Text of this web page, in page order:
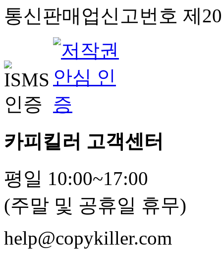
통신판매업신고번호 제
카피킬러 고객센터
평일 10:00~17:00
(주말 및 공휴일 휴무)
help@copykiller.com